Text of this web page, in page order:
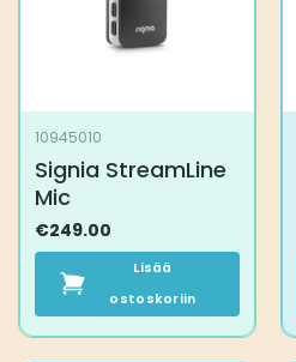
10945010
Signia StreamLine
Mic
€249.00
Lisää
ostoskoriin